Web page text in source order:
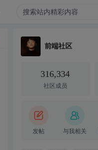
前端社区
316,334
社区成员
发帖 与我相关